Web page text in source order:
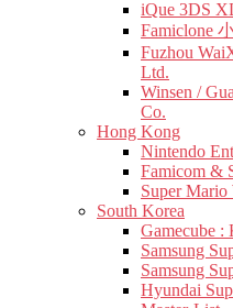
iQue 3DS
Famiclone
Fuzhou
Ltd.
Winsen /
Co.
Hong Kong
Nintendo
Famicom &
Super Mario
South Korea
Gamecube :
Samsung
Samsung
Hyundai